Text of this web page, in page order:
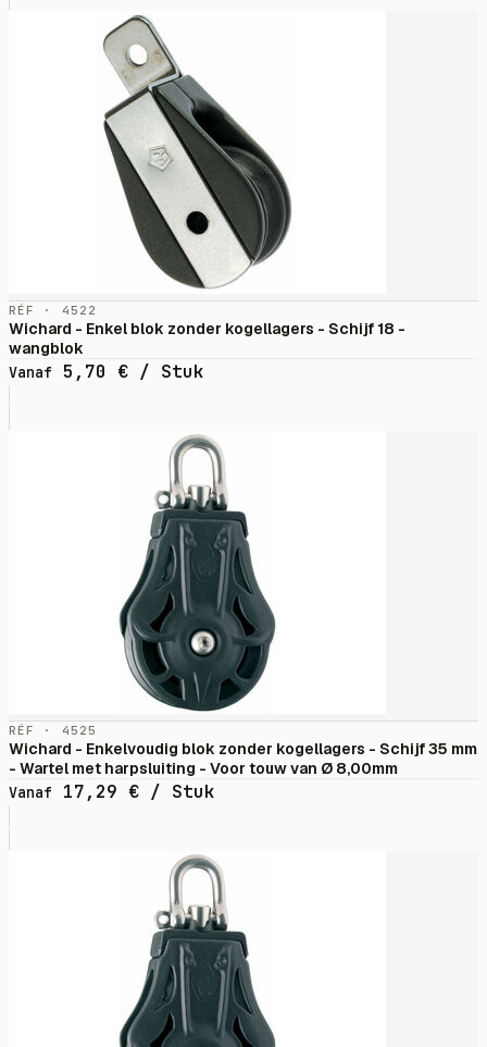
RÉF · 4522
Wichard - Enkel blok zonder kogellagers - Schijf 18 -
wangblok
Vanaf
5,70 € / Stuk
RÉF · 4525
Wichard - Enkelvoudig blok zonder kogellagers - Schijf 35 mm
- Wartel met harpsluiting - Voor touw van Ø 8,00mm
Vanaf
17,29 € / Stuk